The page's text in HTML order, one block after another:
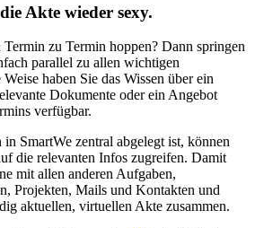
Akte wieder sexy.
zu Termin hoppen? Dann springen
parallel zu allen wichtigen
haben Sie das Wissen über ein
Dokumente oder ein Angebot
verfügbar.
in SmartWe zentral abgelegt ist, können
die relevanten Infos zugreifen. Damit
mit allen anderen Aufgaben,
Projekten, Mails und Kontakten und
aktuellen, virtuellen Akte zusammen.